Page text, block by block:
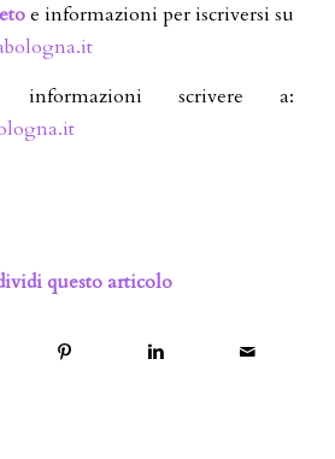
e informazioni per iscriversi su
scrivere a:
questo articolo